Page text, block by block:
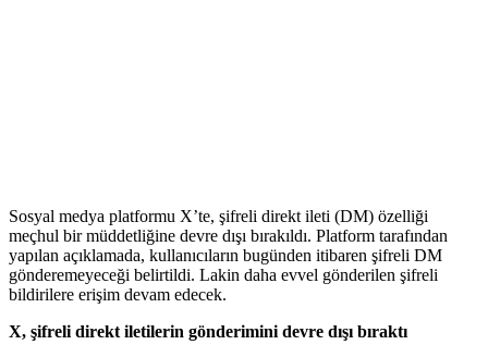
Sosyal medya platformu X’te, şifreli direkt ileti (DM) özelliği
meçhul bir müddetliğine devre dışı bırakıldı. Platform tarafından
yapılan açıklamada, kullanıcıların bugünden itibaren şifreli DM
gönderemeyeceği belirtildi. Lakin daha evvel gönderilen şifreli
bildirilere erişim devam edecek.
X, şifreli direkt iletilerin gönderimini devre dışı bıraktı